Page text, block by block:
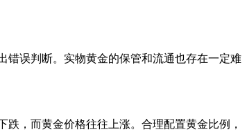
错误判断。实物黄金的保管和流通也存在一定难
，而黄金价格往往上涨。合理配置黄金比例，